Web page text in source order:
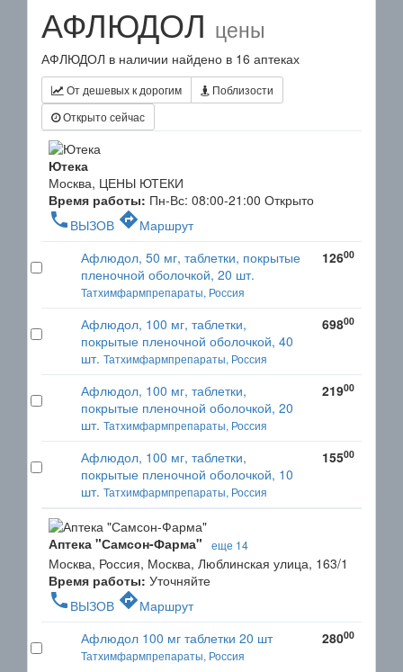
АФЛЮДОЛ цены
АФЛЮДОЛ в наличии найдено в 16 аптеках
От дешевых к дорогим
Поблизости
Открыто сейчас
Ютека
Москва, ЦЕНЫ ЮТЕКИ
Время работы: Пн-Вс: 08:00-21:00 Открыто
phone ВЫЗОВ directionsМаршрут
Афлюдол, 50 мг, таблетки, покрытые
пленочной оболочкой, 20 шт.
Татхимфармпрепараты, Россия
12600
Афлюдол, 100 мг, таблетки,
покрытые пленочной оболочкой, 40
шт. Татхимфармпрепараты, Россия
69800
Афлюдол, 100 мг, таблетки,
покрытые пленочной оболочкой, 20
шт. Татхимфармпрепараты, Россия
21900
Афлюдол, 100 мг, таблетки,
покрытые пленочной оболочкой, 10
шт. Татхимфармпрепараты, Россия
15500
Аптека "Самсон-Фарма" еще 14
Москва, Россия, Москва, Люблинская улица, 163/1
Время работы: Уточняйте
phone ВЫЗОВ directionsМаршрут
Афлюдол 100 мг таблетки 20 шт
Татхимфармпрепараты, Россия
28000